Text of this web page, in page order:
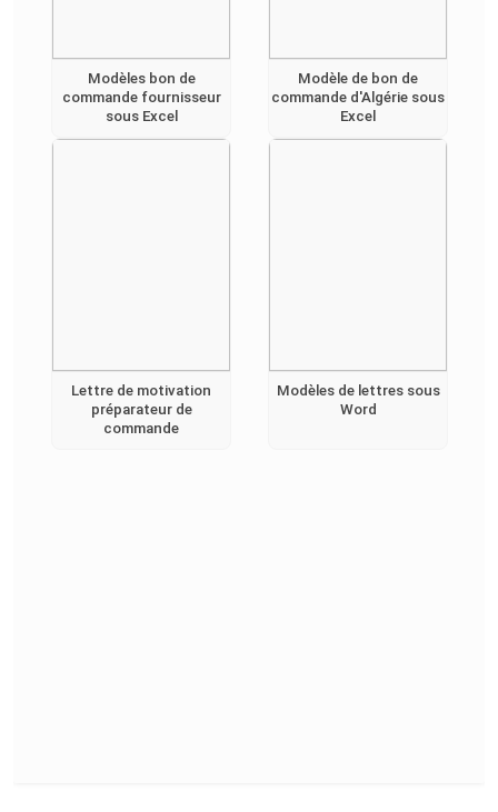
Modèles bon de
commande fournisseur
sous Excel
Modèle de bon de
commande d'Algérie sous
Excel
Lettre de motivation
préparateur de
commande
Modèles de lettres sous
Word